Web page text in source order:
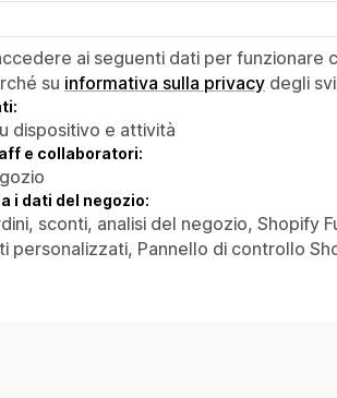
ai seguenti dati per funzionare
su informativa sulla privacy degli
dispositivo e attività
e collaboratori:
i dati del negozio:
sconti, analisi del negozio, Shopify
personalizzati, Pannello di controllo